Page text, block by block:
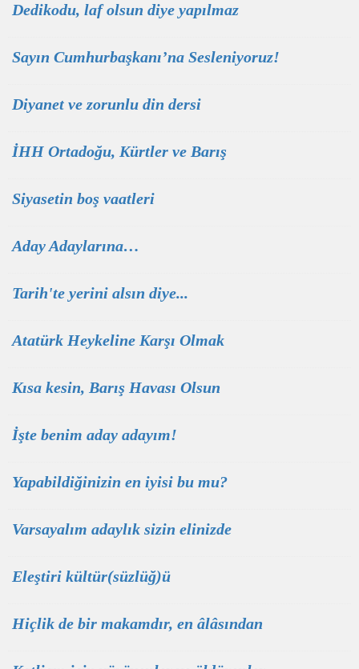
Dedikodu, laf olsun diye yapılmaz
Sayın Cumhurbaşkanı’na Sesleniyoruz!
Diyanet ve zorunlu din dersi
İHH Ortadoğu, Kürtler ve Barış
Siyasetin boş vaatleri
Aday Adaylarına…
Tarih'te yerini alsın diye...
Atatürk Heykeline Karşı Olmak
Kısa kesin, Barış Havası Olsun
İşte benim aday adayım!
Yapabildiğinizin en iyisi bu mu?
Varsayalım adaylık sizin elinizde
Eleştiri kültür(süzlüğ)ü
Hiçlik de bir makamdır, en âlâsından